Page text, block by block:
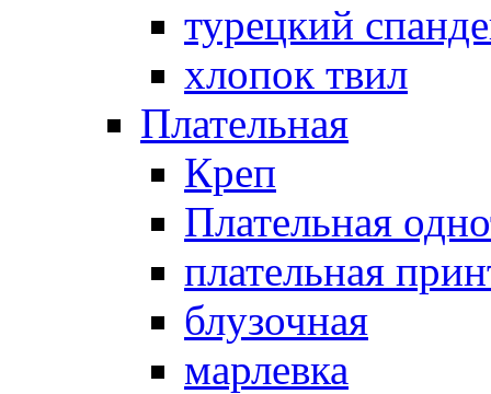
турецкий
хлопок твил
Плательная
Креп
Плательная
плательная
блузочная
марлевка